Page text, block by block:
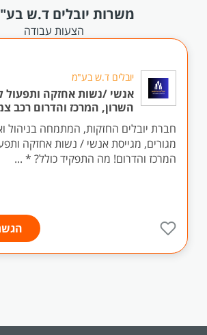
משרות יובלים ד.ש
הצעות עבודה
יובלים ד.ש בע"מ
אנשי /נשות אחזקה ותפעול
השרון, המרכז והדרום רכב
חברת יובלים החזקות, המתמחה בניהול
מגורים, מגייסת אנשי / נשות אחזקה
המרכז והדרום! מה התפקיד כולל? * ...